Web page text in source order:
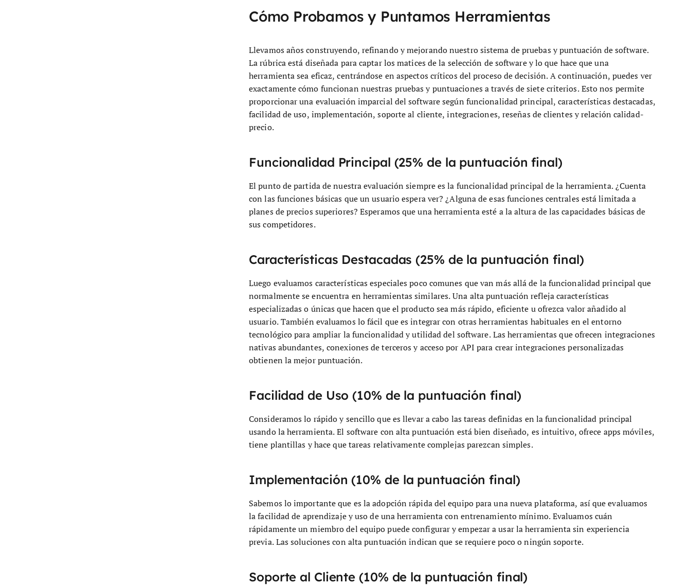
Cómo Probamos y Puntamos Herramientas
Llevamos años construyendo, refinando y mejorando nuestro sistema de pruebas y puntuación de software.
La rúbrica está diseñada para captar los matices de la selección de software y lo que hace que una
herramienta sea eficaz, centrándose en aspectos críticos del proceso de decisión. A continuación, puedes ver
exactamente cómo funcionan nuestras pruebas y puntuaciones a través de siete criterios. Esto nos permite
proporcionar una evaluación imparcial del software según funcionalidad principal, características destacadas,
facilidad de uso, implementación, soporte al cliente, integraciones, reseñas de clientes y relación calidad-
precio.
Funcionalidad Principal (25% de la puntuación final)
El punto de partida de nuestra evaluación siempre es la funcionalidad principal de la herramienta. ¿Cuenta
con las funciones básicas que un usuario espera ver? ¿Alguna de esas funciones centrales está limitada a
planes de precios superiores? Esperamos que una herramienta esté a la altura de las capacidades básicas de
sus competidores.
Características Destacadas (25% de la puntuación final)
Luego evaluamos características especiales poco comunes que van más allá de la funcionalidad principal que
normalmente se encuentra en herramientas similares. Una alta puntuación refleja características
especializadas o únicas que hacen que el producto sea más rápido, eficiente u ofrezca valor añadido al
usuario.También evaluamos lo fácil que es integrar con otras herramientas habituales en el entorno
tecnológico para ampliar la funcionalidad y utilidad del software. Las herramientas que ofrecen integraciones
nativas abundantes, conexiones de terceros y acceso por API para crear integraciones personalizadas
obtienen la mejor puntuación.
Facilidad de Uso (10% de la puntuación final)
Consideramos lo rápido y sencillo que es llevar a cabo las tareas definidas en la funcionalidad principal
usando la herramienta. El software con alta puntuación está bien diseñado, es intuitivo, ofrece apps móviles,
tiene plantillas y hace que tareas relativamente complejas parezcan simples.
Implementación (10% de la puntuación final)
Sabemos lo importante que es la adopción rápida del equipo para una nueva plataforma, así que evaluamos
la facilidad de aprendizaje y uso de una herramienta con entrenamiento mínimo. Evaluamos cuán
rápidamente un miembro del equipo puede configurar y empezar a usar la herramienta sin experiencia
previa. Las soluciones con alta puntuación indican que se requiere poco o ningún soporte.
Soporte al Cliente (10% de la puntuación final)